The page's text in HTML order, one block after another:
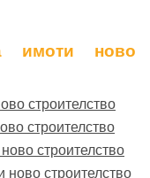
имоти ново
строителство
строителство
строителство
ново строителство